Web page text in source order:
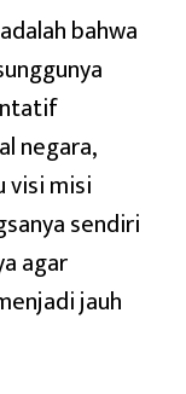
bahwa
negara,
visi misi
sendiri
agar
jauh